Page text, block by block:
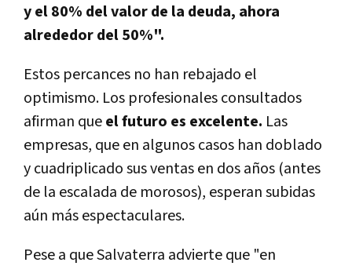
y el 80% del valor de la deuda, ahora
alrededor del 50%".
Estos percances no han rebajado el
optimismo. Los profesionales consultados
afirman queel futuro es excelente. Las
empresas, que en algunos casos han doblado
y cuadriplicado sus ventas en dos años (antes
de la escalada de morosos), esperan subidas
aún más espectaculares.
Pese a que Salvaterra advierte que "en